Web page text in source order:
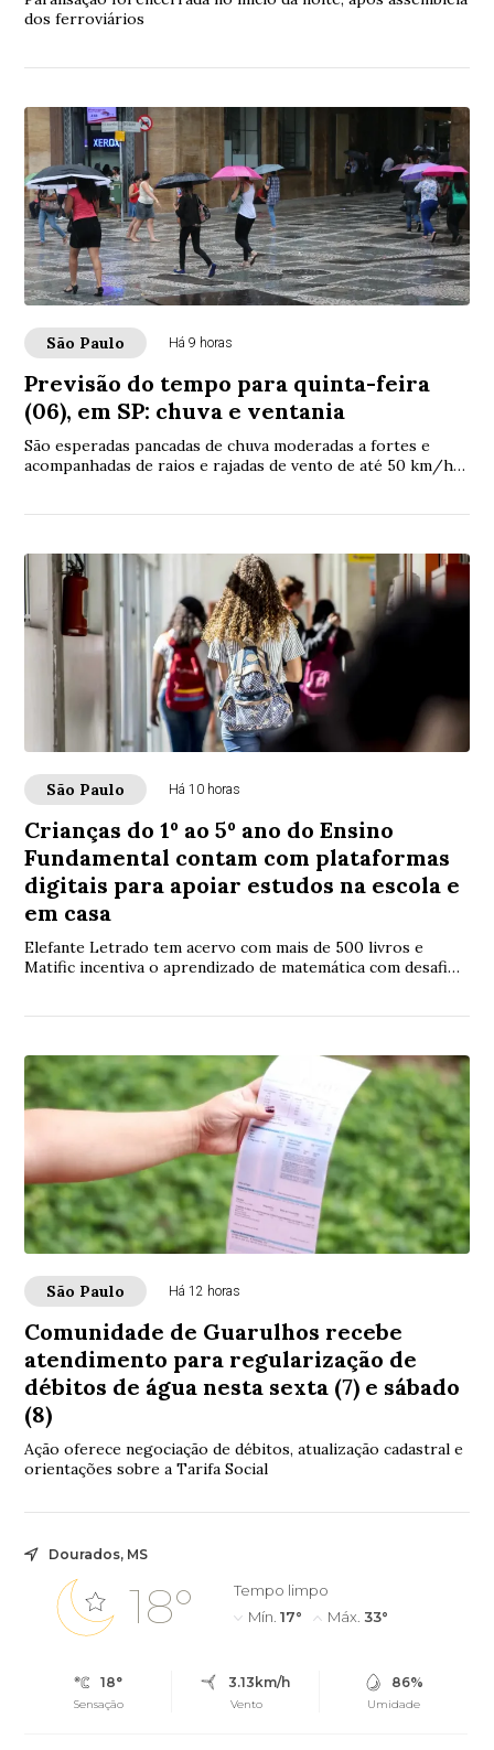
dos ferroviários
São Paulo Há 9 horas
Previsão do tempo para quinta-feira
(06), em SP: chuva e ventania
São esperadas pancadas de chuva moderadas a fortes e
acompanhadas de raios e rajadas de vento de até 50 km/h
São Paulo Há 10 horas
Crianças do 1º ao 5º ano do Ensino
Fundamental contam com plataformas
digitais para apoiar estudos na escola e
em casa
Elefante Letrado tem acervo com mais de 500 livros e
Matific incentiva o aprendizado de matemática com desafios
São Paulo Há 12 horas
Comunidade de Guarulhos recebe
atendimento para regularização de
débitos de água nesta sexta (7) e sábado
(8)
Ação oferece negociação de débitos, atualização cadastral e
orientações sobre a Tarifa Social
Dourados, MS
18°
Tempo limpo
Mín. 17° Máx. 33°
18°
Sensação
3.13km/h
Vento
86%
Umidade